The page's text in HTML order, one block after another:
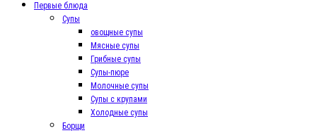
Первые блюда
Супы
овощные супы
Мясные супы
Грибные супы
Супы-пюре
Молочные супы
Супы с крупами
Холодные супы
Борщи